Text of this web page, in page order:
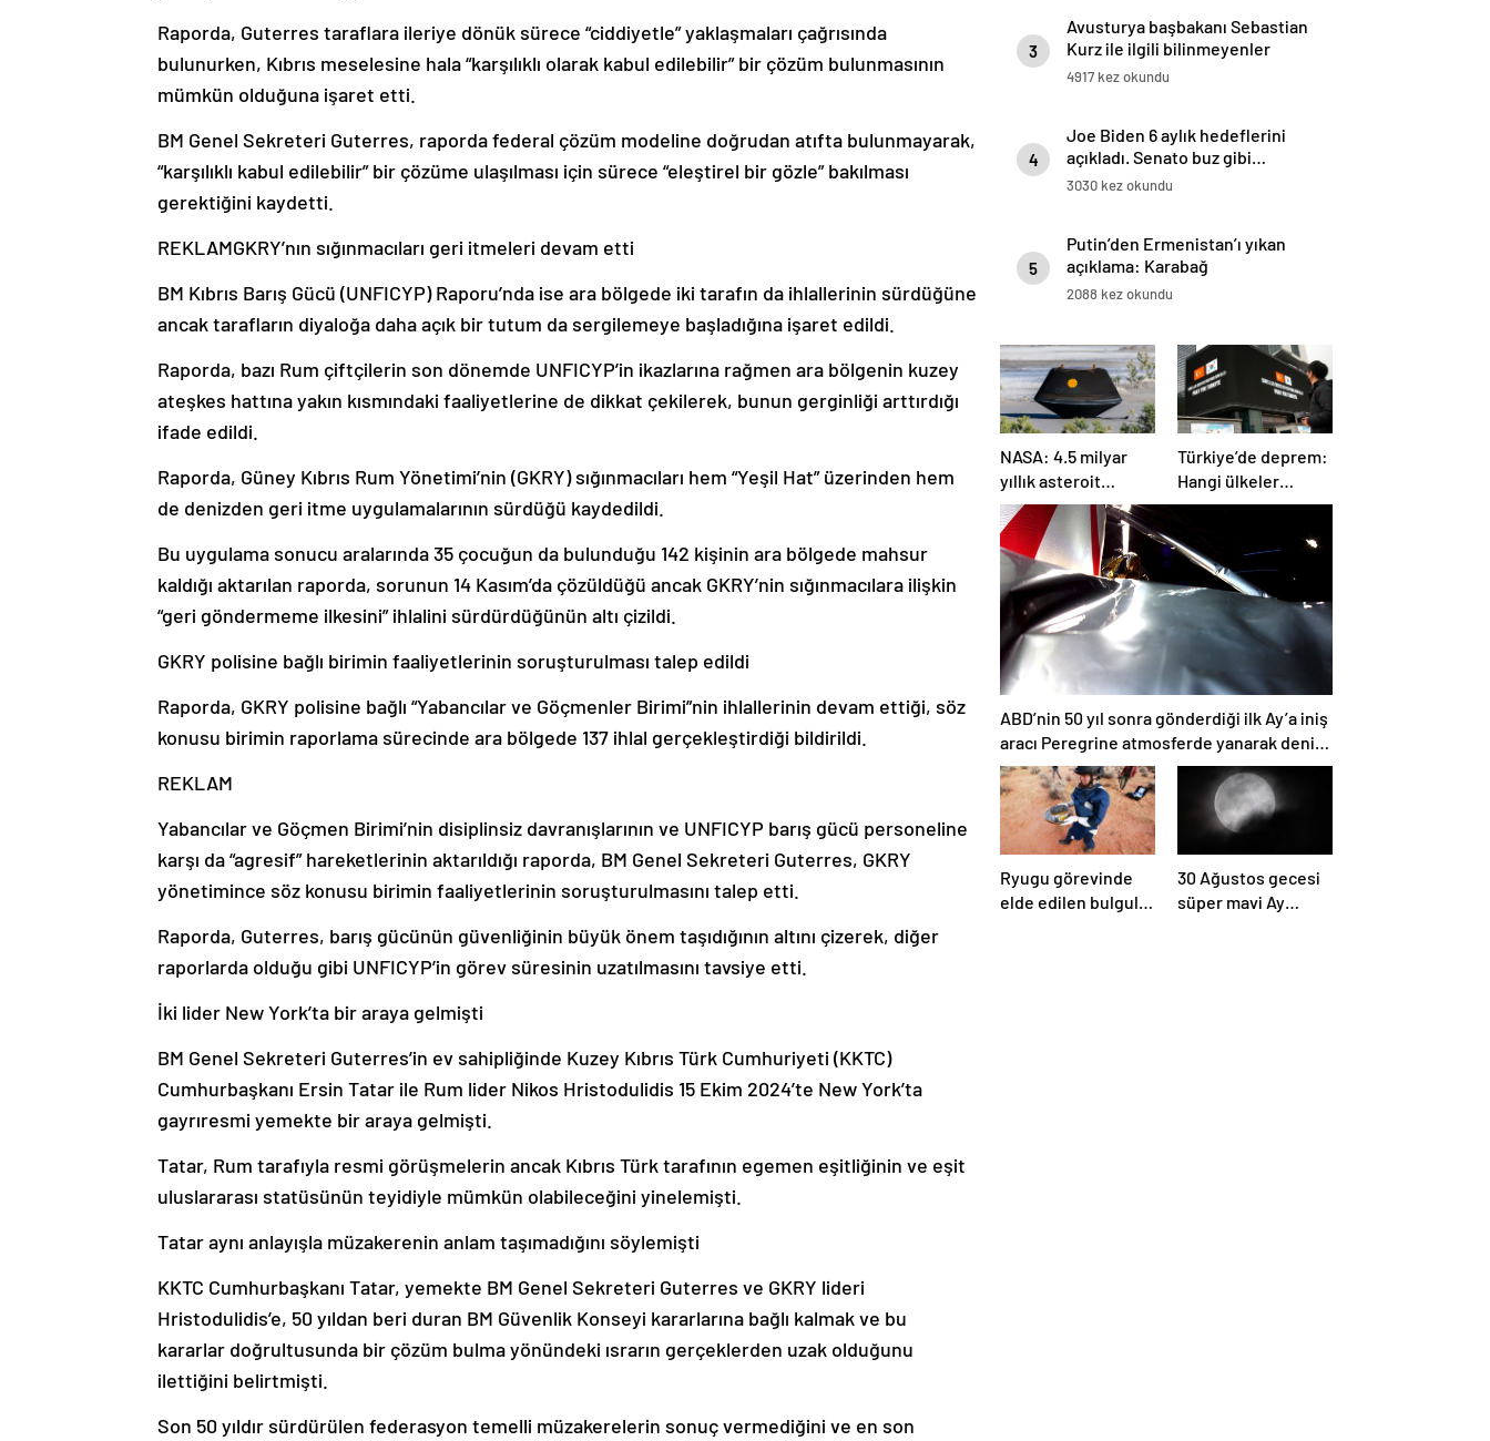
Raporda, Guterres taraflara ileriye dönük sürece “ciddiyetle” yaklaşmaları çağrısında
bulunurken, Kıbrıs meselesine hala “karşılıklı olarak kabul edilebilir” bir çözüm bulunmasının
mümkün olduğuna işaret etti.
BM Genel Sekreteri Guterres, raporda federal çözüm modeline doğrudan atıfta bulunmayarak,
“karşılıklı kabul edilebilir” bir çözüme ulaşılması için sürece “eleştirel bir gözle” bakılması
gerektiğini kaydetti.
REKLAMGKRY’nın sığınmacıları geri itmeleri devam etti
BM Kıbrıs Barış Gücü (UNFICYP) Raporu’nda ise ara bölgede iki tarafın da ihlallerinin sürdüğüne
ancak tarafların diyaloğa daha açık bir tutum da sergilemeye başladığına işaret edildi.
Raporda, bazı Rum çiftçilerin son dönemde UNFICYP’in ikazlarına rağmen ara bölgenin kuzey
ateşkes hattına yakın kısmındaki faaliyetlerine de dikkat çekilerek, bunun gerginliği arttırdığı
ifade edildi.
Raporda, Güney Kıbrıs Rum Yönetimi’nin (GKRY) sığınmacıları hem “Yeşil Hat” üzerinden hem
de denizden geri itme uygulamalarının sürdüğü kaydedildi.
Bu uygulama sonucu aralarında 35 çocuğun da bulunduğu 142 kişinin ara bölgede mahsur
kaldığı aktarılan raporda, sorunun 14 Kasım’da çözüldüğü ancak GKRY’nin sığınmacılara ilişkin
“geri göndermeme ilkesini” ihlalini sürdürdüğünün altı çizildi.
GKRY polisine bağlı birimin faaliyetlerinin soruşturulması talep edildi
Raporda, GKRY polisine bağlı “Yabancılar ve Göçmenler Birimi”nin ihlallerinin devam ettiği, söz
konusu birimin raporlama sürecinde ara bölgede 137 ihlal gerçekleştirdiği bildirildi.
REKLAM
Yabancılar ve Göçmen Birimi’nin disiplinsiz davranışlarının ve UNFICYP barış gücü personeline
karşı da “agresif” hareketlerinin aktarıldığı raporda, BM Genel Sekreteri Guterres, GKRY
yönetimince söz konusu birimin faaliyetlerinin soruşturulmasını talep etti.
Raporda, Guterres, barış gücünün güvenliğinin büyük önem taşıdığının altını çizerek, diğer
raporlarda olduğu gibi UNFICYP’in görev süresinin uzatılmasını tavsiye etti.
İki lider New York’ta bir araya gelmişti
BM Genel Sekreteri Guterres’in ev sahipliğinde Kuzey Kıbrıs Türk Cumhuriyeti (KKTC)
Cumhurbaşkanı Ersin Tatar ile Rum lider Nikos Hristodulidis 15 Ekim 2024’te New York’ta
gayrıresmi yemekte bir araya gelmişti.
Tatar, Rum tarafıyla resmi görüşmelerin ancak Kıbrıs Türk tarafının egemen eşitliğinin ve eşit
uluslararası statüsünün teyidiyle mümkün olabileceğini yinelemişti.
Tatar aynı anlayışla müzakerenin anlam taşımadığını söylemişti
KKTC Cumhurbaşkanı Tatar, yemekte BM Genel Sekreteri Guterres ve GKRY lideri
Hristodulidis’e, 50 yıldan beri duran BM Güvenlik Konseyi kararlarına bağlı kalmak ve bu
kararlar doğrultusunda bir çözüm bulma yönündeki ısrarın gerçeklerden uzak olduğunu
ilettiğini belirtmişti.
Son 50 yıldır sürdürülen federasyon temelli müzakerelerin sonuç vermediğini ve en son
3
Avusturya başbakanı Sebastian
Kurz ile ilgili bilinmeyenler
4917 kez okundu
4
Joe Biden 6 aylık hedeflerini
açıkladı. Senato buz gibi…
3030 kez okundu
5
Putin’den Ermenistan’ı yıkan
açıklama: Karabağ
Azerbaycan’ın ayrılmaz bir
2088 kez okundu
NASA: 4.5 milyar
yıllık asteroit
örnekleri Dünya’ya
getirildi; yaşamın
başlangıcına ışık
tutabilir
Türkiye’de deprem:
Hangi ülkeler
yardım ediyor?
ABD’nin 50 yıl sonra gönderdiği ilk Ay’a iniş
aracı Peregrine atmosferde yanarak denize
düştü
Ryugu görevinde
elde edilen bulgular
30 Ağustos gecesi
süper mavi Ay